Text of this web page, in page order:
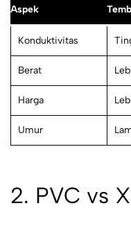
Aspek
Konduktivitas
Berat
Harga
Umur
2. PVC vs